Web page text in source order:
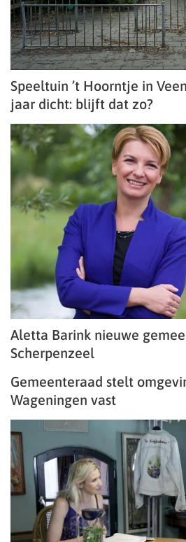
Speeltuin ’t Hoorntje in
jaar dicht: blijft dat zo?
Aletta Barink nieuwe
Scherpenzeel
Gemeenteraad stelt
Wageningen vast